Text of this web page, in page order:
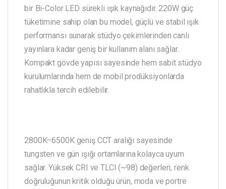
bir Bi-Color LED sürekli ışık kaynağıdır. 220W güç
tüketimine sahip olan bu model, güçlü ve stabil ışık
performansı sunarak stüdyo çekimlerinden canlı
yayınlara kadar geniş bir kullanım alanı sağlar.
Kompakt gövde yapısı sayesinde hem sabit stüdyo
kurulumlarında hem de mobil prodüksiyonlarda
rahatlıkla tercih edilebilir.
2800K–6500K geniş CCT aralığı sayesinde
tungsten ve gün ışığı ortamlarına kolayca uyum
sağlar. Yüksek CRI ve TLCI (~98) değerleri, renk
doğruluğunun kritik olduğu ürün, moda ve portre